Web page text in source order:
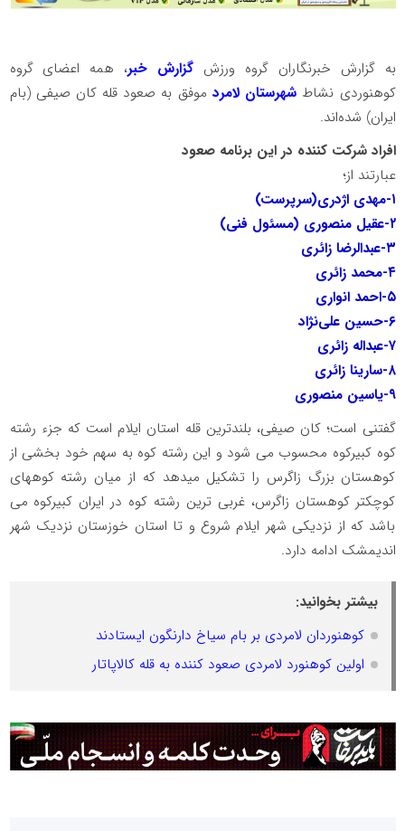
به گزارش خبرنگاران گروه ورزش گزارش خبر، همه اعضای گروه
کوهنوردی نشاط شهرستان لامرد موفق به صعود قله کان صیفی (بام
ایران) شده‌اند.
افراد شرکت کننده در این برنامه صعود
عبارتند از؛
۱-مهدی اژدری(سرپرست)
۲-عقیل منصوری (مسئول فنی)
۳-عبدالرضا زائری
۴-محمد زائری
۵-احمد انواری
۶-حسین علی‌نژاد
۷-عبداله زائری
۸-سارینا زائری
۹-یاسین منصوری
گفتنی است؛ کان صیفی، بلندترین قله استان ایلام است که جزء رشته
کوه کبیرکوه محسوب می شود و این رشته کوه به سهم خود بخشی از
کوهستان بزرگ زاگرس را تشکیل میدهد که از میان رشته کوههای
کوچکتر کوهستان زاگرس، غربی ترین رشته کوه در ایران کبیرکوه می
باشد که از نزدیکی شهر ایلام شروع و تا استان خوزستان نزدیک شهر
اندیمشک ادامه دارد.
بیشتر بخوانید:
کوهنوردان لامردی بر بام سیاخ دارنگون ایستادند
اولین کوهنورد لامردی صعود کننده به قله کالاپاتار